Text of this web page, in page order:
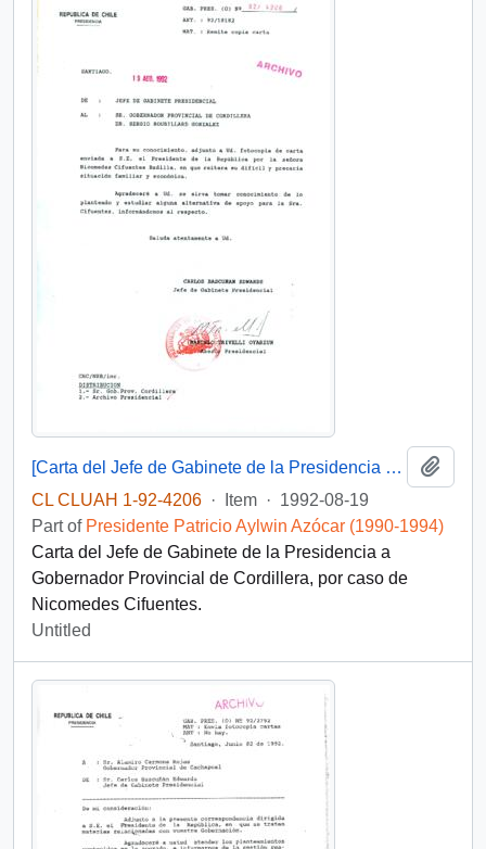
[Carta del Jefe de Gabinete de la Presidencia a Gobernador Provincial de Cordillera]
CL CLUAH 1-92-4206 · Item · 1992-08-19
Part of Presidente Patricio Aylwin Azócar (1990-1994)
Carta del Jefe de Gabinete de la Presidencia a
Gobernador Provincial de Cordillera, por caso de
Nicomedes Cifuentes.
Untitled